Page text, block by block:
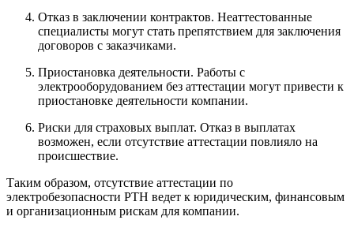
Отказ в заключении контрактов. Неаттестованные
специалисты могут стать препятствием для заключения
договоров с заказчиками.
Приостановка деятельности. Работы с
электрооборудованием без аттестации могут привести к
приостановке деятельности компании.
Риски для страховых выплат. Отказ в выплатах
возможен, если отсутствие аттестации повлияло на
происшествие.
Таким образом, отсутствие аттестации по
электробезопасности РТН ведет к юридическим, финансовым
и организационным рискам для компании.